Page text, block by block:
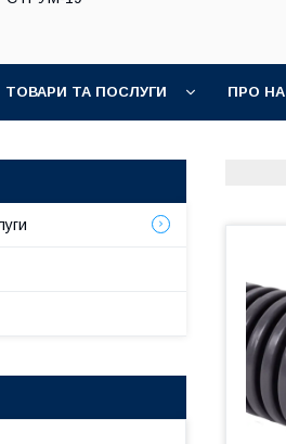
ТОВАРИ ТА ПОСЛУГИ ПРО